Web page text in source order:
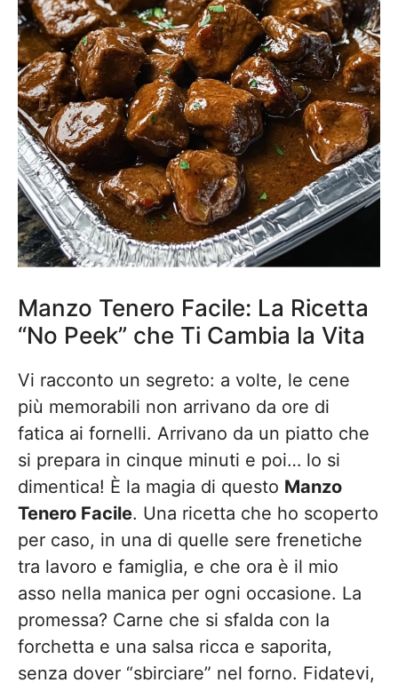
Manzo Tenero Facile: La Ricetta
“No Peek” che Ti Cambia la Vita
Vi racconto un segreto: a volte, le cene
più memorabili non arrivano da ore di
fatica ai fornelli. Arrivano da un piatto che
si prepara in cinque minuti e poi… lo si
dimentica! È la magia di questo Manzo
Tenero Facile. Una ricetta che ho scoperto
per caso, in una di quelle sere frenetiche
tra lavoro e famiglia, e che ora è il mio
asso nella manica per ogni occasione. La
promessa? Carne che si sfalda con la
forchetta e una salsa ricca e saporita,
senza dover “sbirciare” nel forno. Fidatevi,